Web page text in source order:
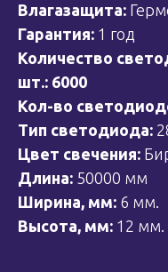
Влагазащита:
Гарантия: 1 год
Количество
шт.: 6000
Кол-во
Тип светодиода:
Цвет свечения:
Длина: 50000 мм
Ширина, мм: 6 мм.
Высота, мм: 12 мм.